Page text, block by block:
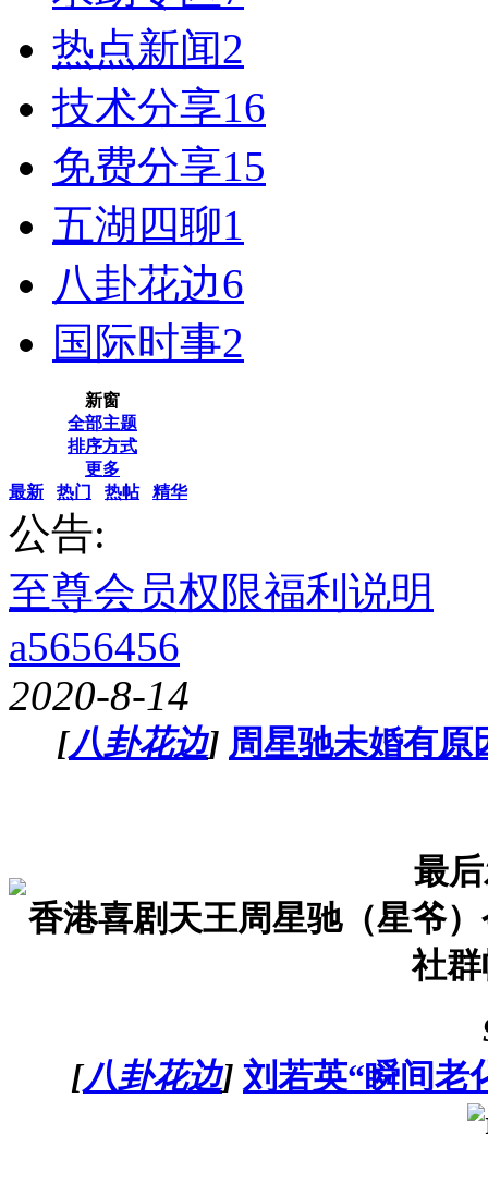
热点新闻2
技术分享16
免费分享15
五湖四聊1
八卦花边6
国际时事2
新窗
全部主题
排序方式
更多
最新
热门 热帖 精华
公告:
至尊会员权限福利说明
a5656456
2020-8-14
[八卦花边] 周星驰未婚有原
最
香港喜剧天王周星驰（星爷
社
[八卦花边] 刘若英“瞬间老